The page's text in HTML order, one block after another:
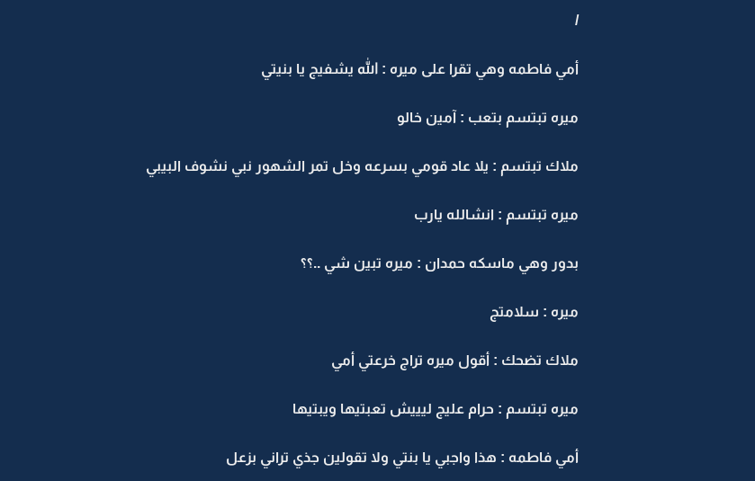
/
أمي فاطمه وهي تقرا على ميره : الله يشفيج يا بنيتي
ميره تبتسم بتعب : آمين خالو
ملاك تبتسم : يلا عاد قومي بسرعه وخل تمر الشهور نبي نشوف البيبي
ميره تبتسم : انشالله يارب
بدور وهي ماسكه حمدان : ميره تبين شي ..؟؟
ميره : سلامتج
ملاك تضحك : أقول ميره تراج خرعتي أمي
ميره تبتسم : حرام عليج ليييش تعبتيها ويبتيها
أمي فاطمه : هذا واجبي يا بنتي ولا تقولين جذي تراني بزعل